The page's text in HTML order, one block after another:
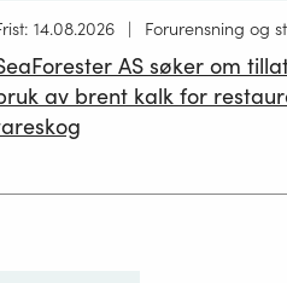
14.08.2026 Forurensning og
AS søker om
av brent kalk for